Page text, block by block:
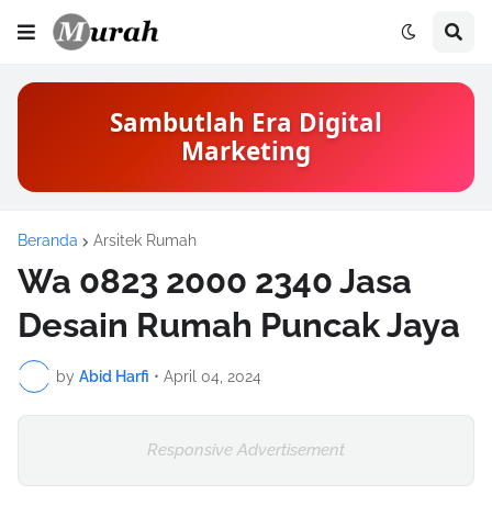
Sambutlah Era Digital
Marketing
Beranda Arsitek Rumah
Wa 0823 2000 2340 Jasa
Desain Rumah Puncak Jaya
by Abid Harfi • April 04, 2024
Responsive Advertisement